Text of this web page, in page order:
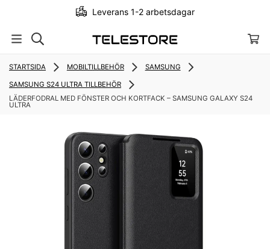
Leverans 1-2 arbetsdagar
STARTSIDA MOBILTILLBEHÖR SAMSUNG
SAMSUNG S24 ULTRA TILLBEHÖR
LÄDERFODRAL MED FÖNSTER OCH KORTFACK – SAMSUNG GALAXY S24
ULTRA